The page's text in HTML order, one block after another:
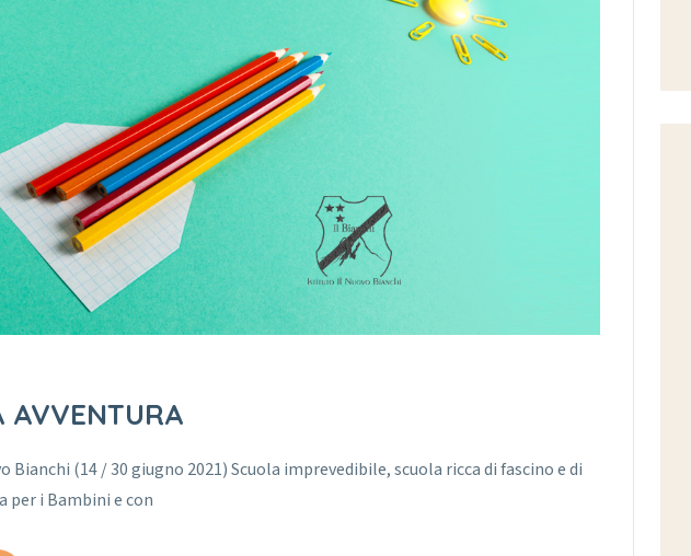
AVVENTURA
(14 / 30 giugno 2021) Scuola imprevedibile, scuola ricca di fascino e di
per i Bambini e con